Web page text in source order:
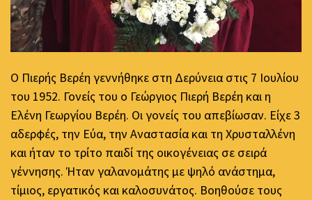
Ο Πιερής Βερέη γεννήθηκε στη Δερύνεια στις 7 Ιουλίου
του 1952. Γονείς του ο Γεώργιος Πιερή Βερέη και η
Ελένη Γεωργίου Βερέη. Οι γονείς του απεβίωσαν. Είχε 3
αδερφές, την Εύα, την Αναστασία και τη Χρυσταλλένη
και ήταν το τρίτο παιδί της οικογένειας σε σειρά
γέννησης. Ήταν γαλανομάτης με ψηλό ανάστημα,
τίμιος, εργατικός και καλοσυνάτος. Βοηθούσε τους